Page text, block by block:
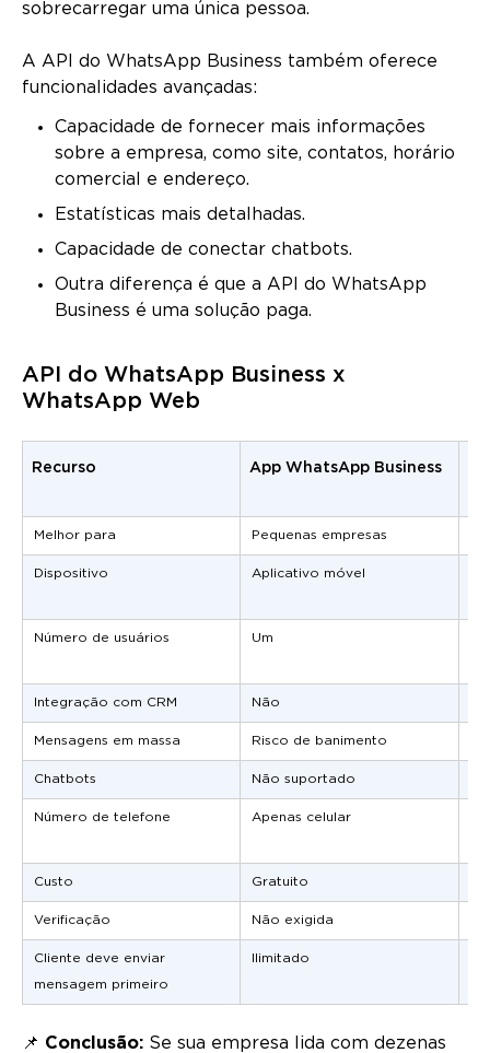
sobrecarregar uma única pessoa.
A API do WhatsApp Business também oferece
funcionalidades avançadas:
Capacidade de fornecer mais informações
sobre a empresa, como site, contatos, horário
comercial e endereço.
Estatísticas mais detalhadas.
Capacidade de conectar chatbots.
Outra diferença é que a API do WhatsApp
Business é uma solução paga.
API do WhatsApp Business x
WhatsApp Web
Recurso App WhatsApp Business
Melhor para Pequenas empresas
Dispositivo Aplicativo móvel
Número de usuários Um
Integração com CRM Não
Mensagens em massa Risco de banimento
Chatbots Não suportado
Número de telefone Apenas celular
Custo Gratuito
Verificação Não exigida
Cliente deve enviar
mensagem primeiro
Ilimitado
📌 Conclusão: Se sua empresa lida com dezenas